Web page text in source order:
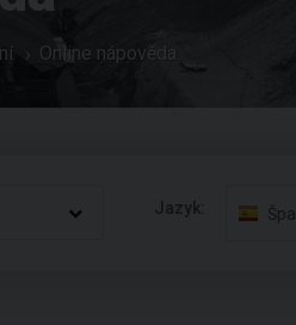
Online nápověda
Jazyk: